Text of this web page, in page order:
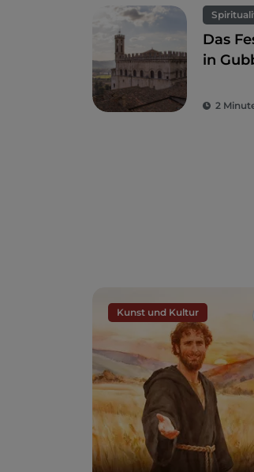
Das
in
2
Kunst und Kultur